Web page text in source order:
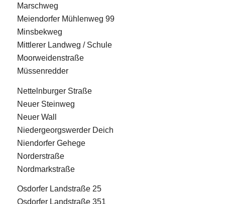
Marschweg
Meiendorfer Mühlenweg 99
Minsbekweg
Mittlerer Landweg / Schule
Moorweidenstraße
Müssenredder
Nettelnburger Straße
Neuer Steinweg
Neuer Wall
Niedergeorgswerder Deich
Niendorfer Gehege
Norderstraße
Nordmarkstraße
Osdorfer Landstraße 25
Osdorfer Landstraße 351